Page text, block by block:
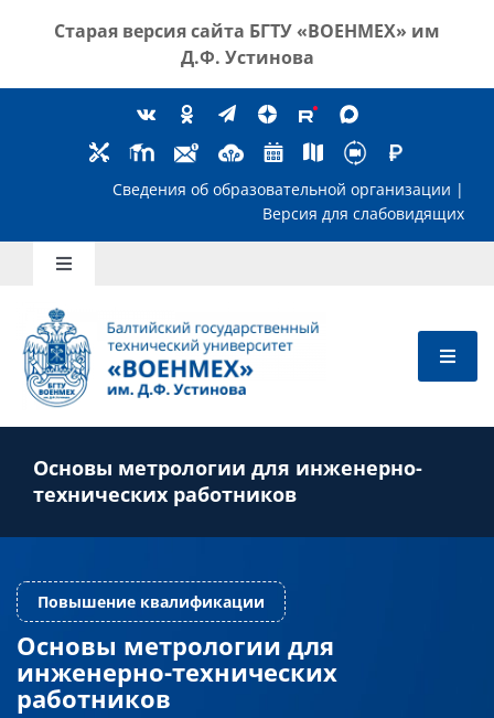
Старая версия сайта БГТУ «ВОЕНМЕХ» им
Д.Ф. Устинова
Сведения об образовательной
Toggle
Школьникам
Абитуриентам
Студентам
Преподавателям
Слушателям
Партнерам
Основы метрологии для инженерно-
технических работников
Повышение квалификации
Основы метрологии для
инженерно-технических
работников